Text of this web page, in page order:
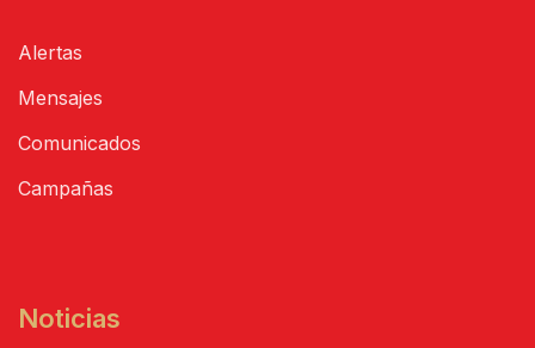
Alertas
Mensajes
Comunicados
Campañas
Noticias